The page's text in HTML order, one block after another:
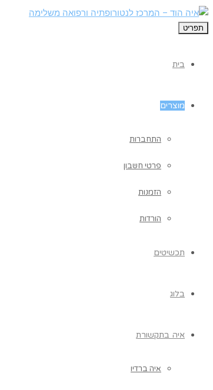
תפריט
בית
מוצרים
התחברות
פרטי חשבון
הזמנות
הורדות
תכשיטים
בלוג
איה בתקשורת
איה ברדיו